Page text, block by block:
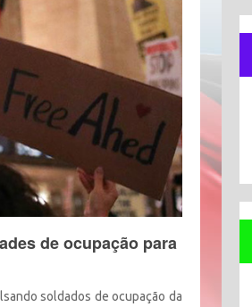
de ocupação para
soldados de ocupação da